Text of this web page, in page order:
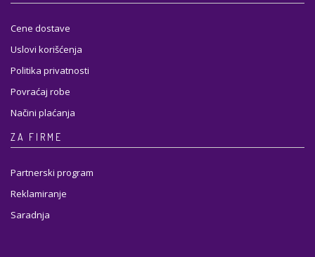
Cene dostave
Uslovi korišćenja
Politika privatnosti
Povraćaj robe
Načini plaćanja
ZA FIRME
Partnerski program
Reklamiranje
Saradnja